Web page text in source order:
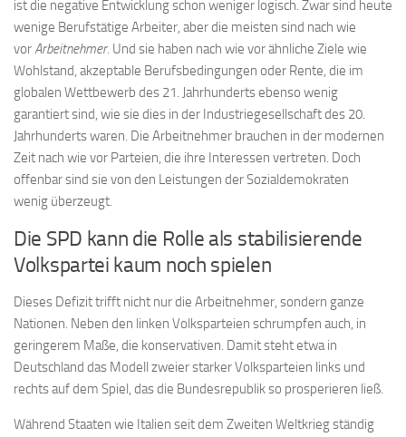
ist die negative Entwicklung schon weniger logisch. Zwar sind heute
wenige Berufstätige Arbeiter, aber die meisten sind nach wie
vorArbeitnehmer. Und sie haben nach wie vor ähnliche Ziele wie
Wohlstand, akzeptable Berufsbedingungen oder Rente, die im
globalen Wettbewerb des 21. Jahrhunderts ebenso wenig
garantiert sind, wie sie dies in der Industriegesellschaft des 20.
Jahrhunderts waren. Die Arbeitnehmer brauchen in der modernen
Zeit nach wie vor Parteien, die ihre Interessen vertreten. Doch
offenbar sind sie von den Leistungen der Sozialdemokraten
wenig überzeugt.
Die SPD kann die Rolle als stabilisierende
Volkspartei kaum noch spielen
Dieses Defizit trifft nicht nur die Arbeitnehmer, sondern ganze
Nationen. Neben den linken Volksparteien schrumpfen auch, in
geringerem Maße, die konservativen. Damit steht etwa in
Deutschland das Modell zweier starker Volksparteien links und
rechts auf dem Spiel, das die Bundesrepublik so prosperieren ließ.
Während Staaten wie Italien seit dem Zweiten Weltkrieg ständig